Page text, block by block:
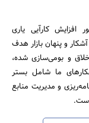
افزایش کارآیی یاری
و پنهان بازار هدف
خلاق و بومی‌سازی شده،
ما شامل بستر
و مدیریت منابع